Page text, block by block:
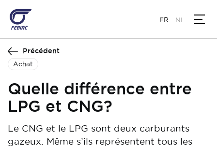
contenu
principal
FR NL
Précédent
Achat
Quelle différence entre
LPG et CNG?
Le CNG et le LPG sont deux carburants
gazeux. Même s’ils représentent tous les